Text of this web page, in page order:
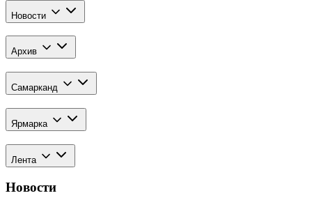
Новости
Архив
Самарканд
Ярмарка
Лента
Новости